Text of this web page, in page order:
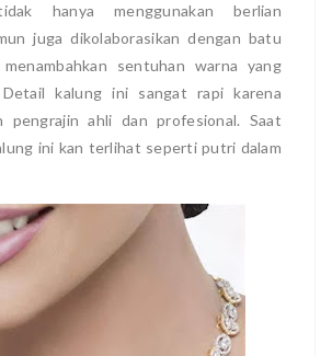
hanya menggunakan berlian
juga dikolaborasikan dengan batu
sentuhan warna yang
kalung ini sangat rapi karena
pengrajin ahli dan profesional. Saat
ini kan terlihat seperti putri dalam